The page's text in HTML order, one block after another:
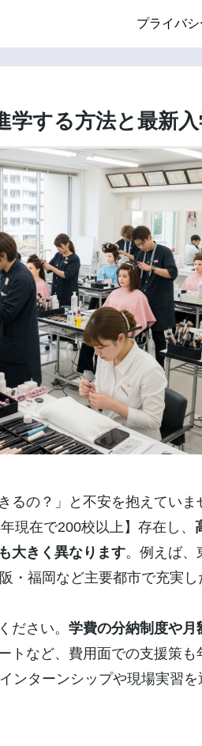
プライバ
学する方法と最新
るの？」と不安を抱えてい
現在で200校以上】存在し、
大きく異なります。例えば、
・福岡など主要都市で充実し
ださい。 学費の分納制度や
トなど、費用面での支援策
ンターンシップや現場実習